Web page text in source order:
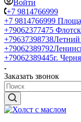
Войти
+7 9814766999
+7 9814766999
+79062377475
+79637398738Летний
+79062389792
+79062389445г.
Заказать звонок